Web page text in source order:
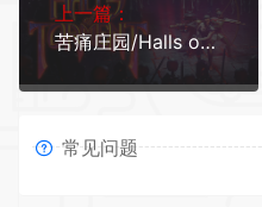
上一篇：
苦痛庄园/Halls of Torment
常见问题